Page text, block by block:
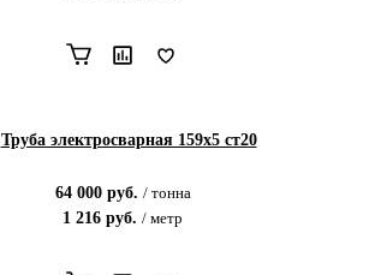
Труба электросварная 159х5 ст20
64 000руб. / тонна
1 216 руб. / метр